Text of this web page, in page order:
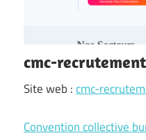
cmc-
Site web :cmc-
Convention collective